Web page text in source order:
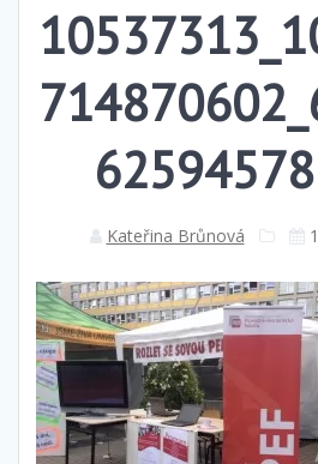
Kateřina Brůnová